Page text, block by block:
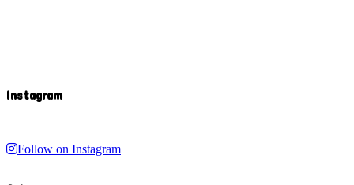
Instagram
Follow on Instagram